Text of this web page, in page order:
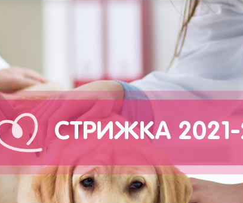
СТРИЖКА 2021-